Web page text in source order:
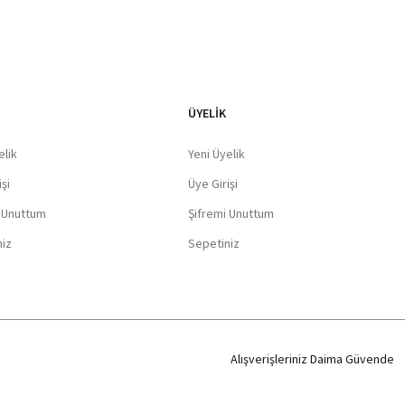
ÜYELİK
Yeni Üyelik
Üye Girişi
Şifremi Unuttum
Sepetiniz
Alışverişleriniz Daima Güvende